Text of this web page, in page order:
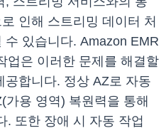
인해 스트리밍 데이터 처
수 있습니다. Amazon EMR
업은 이러한 문제를 해결할
공합니다. 정상 AZ로 자동
용 영역) 복원력을 통해
. 또한 장애 시 자동 작업